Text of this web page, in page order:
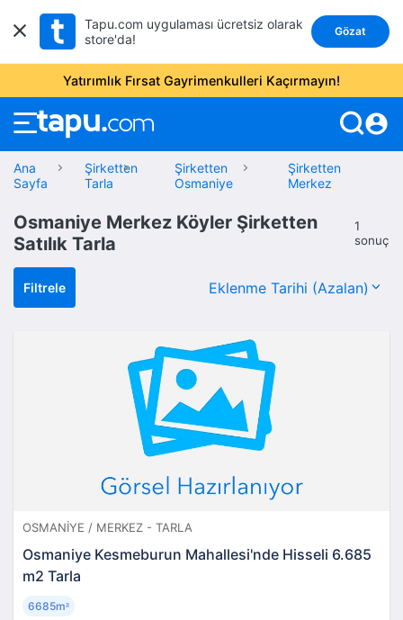
Tapu.com uygulaması ücretsiz olarak
store'da!
Gözat
Yatırımlık Fırsat Gayrimenkulleri Kaçırmayın!
account_circle
Ana
Sayfa
Şirketten
Tarla
Şirketten
Osmaniye
Şirketten
Merkez
Osmaniye Merkez Köyler Şirketten
Satılık Tarla
1
sonuç
Filtrele
OSMANIYE / MERKEZ - TARLA
Osmaniye Kesmeburun Mahallesi'nde Hisseli 6.685
m2 Tarla
6685m²